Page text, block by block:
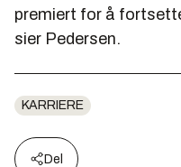
premiert for å
sier Pedersen.
KARRIERE
Del